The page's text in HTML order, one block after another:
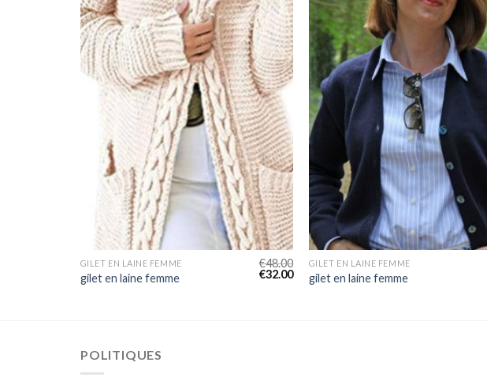
GILET EN LAINE FEMME
gilet en laine femme
€48.00
€32.00
GILET EN LAINE FEMME
gilet en laine femme
POLITIQUES